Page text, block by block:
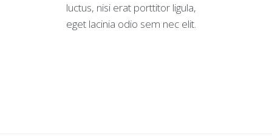
luctus, nisi erat porttitor ligula,
eget lacinia odio sem nec elit.